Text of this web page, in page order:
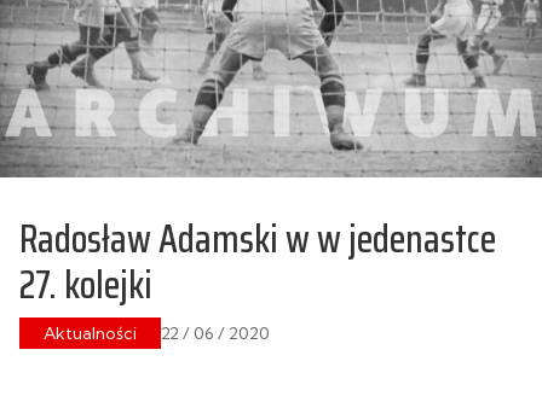
Radosław Adamski w w jedenastce
27. kolejki
Aktualności 22 / 06 / 2020